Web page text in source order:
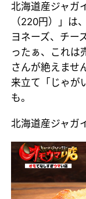
北海道産ジャガ
（220円）」は
ヨネーズ、チー
ったぁ、これは
さんが絶えませ
来立て「じゃが
も。
北海道産ジャガ